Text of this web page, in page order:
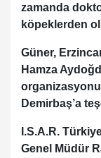
zamanda
köpeklerden
Güner,
Hamza
Demirbaş’a
I.S.A.R.
Genel Müdür